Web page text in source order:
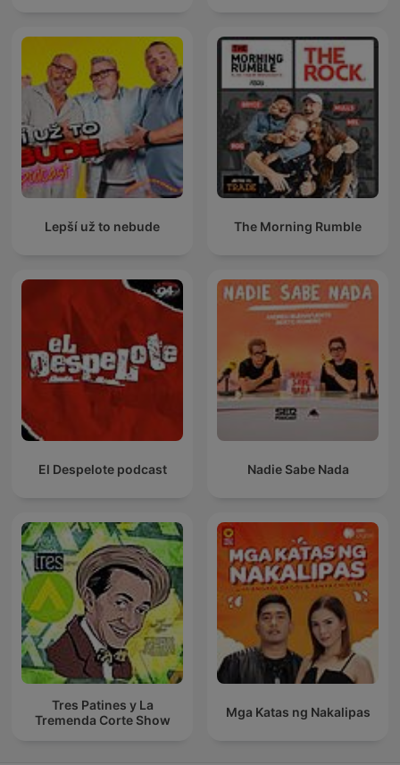
Lepší už to nebude The Morning Rumble
El Despelote podcast Nadie Sabe Nada
Tres Patines y La
Tremenda Corte Show
Mga Katas ng Nakalipas